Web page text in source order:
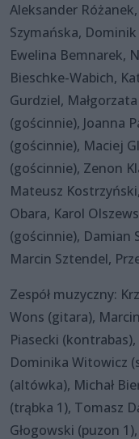
Aleksander
Szymańska,
Ewelina Bemnarek,
Bieschke-Wabich,
Gurdziel,
(gościnnie), Joanna
(gościnnie), Maciej
(gościnnie), Zenon
Mateusz
Obara, Karol
(gościnnie), Damian
Marcin Sztendel,
Zespół muzyczny:
Wons (gitara),
Piasecki
Dominika Witowicz
(altówka), Michał
(trąbka 1), Tomasz
Głogowski (puzon